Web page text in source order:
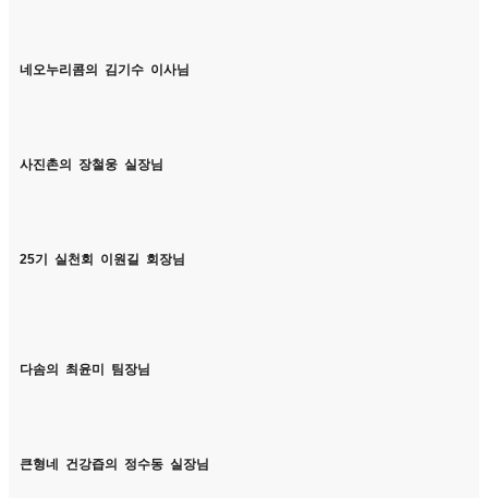
네오누리콤의 김기수 이사님
사진촌의 장철웅 실장님
25기 실천회 이원길 회장님
다솜의 최윤미 팀장님
큰형네 건강즙의 정수동 실장님